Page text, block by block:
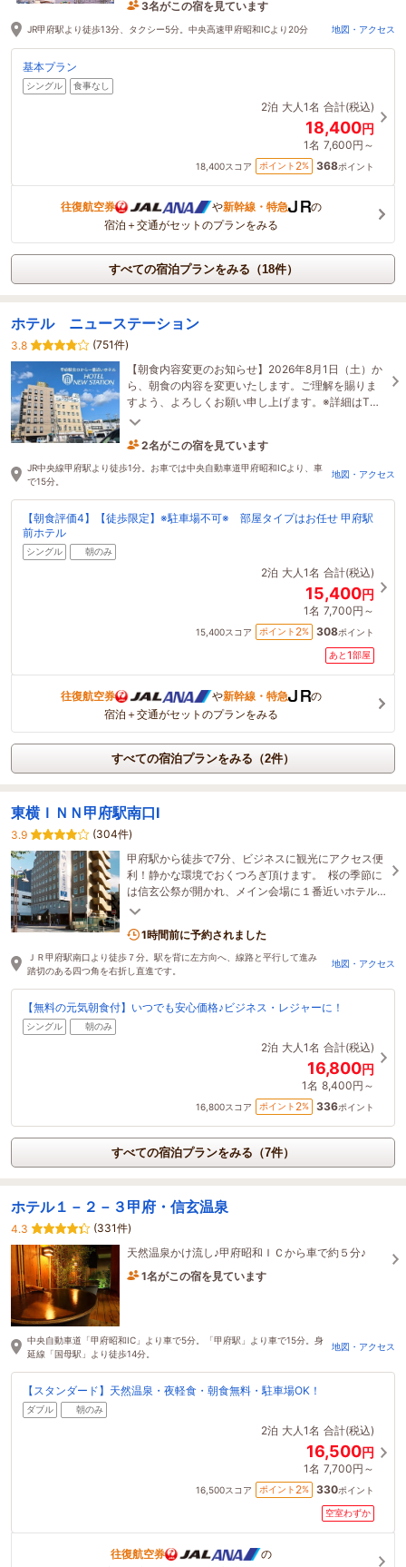
3名がこの宿を見ています
10分前に予約されました
JR甲府駅より徒歩13分、タクシー5分。中央高速甲府昭和ICより20分 地図・アクセス
基本プラン
シングル 食事なし
2泊 大人1名 合計(税込)
18,400円
1名 7,600円～
18,400スコア ポイント 2% 368ポイント
往復航空券 や新幹線・特急
の
宿泊＋交通がセットのプランをみる
すべての宿泊プランをみる（18件）
ホテル ニューステーション
3.8
(751件)
【朝食内容変更のお知らせ】2026年8月1日（土）か
ら、朝食の内容を変更いたします。ご理解を賜りま
すよう、よろしくお願い申し上げます。※詳細はTOP
ページの写真をご確認ください。
2名がこの宿を見ています
3時間前に予約されました
JR中央線甲府駅より徒歩1分。お車では中央自動車道甲府昭和ICより、車
で15分。
地図・アクセス
【朝食評価4】【徒歩限定】※駐車場不可※ 部屋タイプはお任せ 甲府駅
前ホテル
シングル 朝のみ
2泊 大人1名 合計(税込)
15,400円
1名 7,700円～
15,400スコア ポイント 2% 308ポイント
あと1部屋
往復航空券 や新幹線・特急
の
宿泊＋交通がセットのプランをみる
すべての宿泊プランをみる（2件）
東横ＩＮＮ甲府駅南口Ⅰ
3.9
(304件)
甲府駅から徒歩で7分、ビジネスに観光にアクセス便
利！静かな環境でおくつろぎ頂けます。 桜の季節に
は信玄公祭が開かれ、メイン会場に１番近いホテル
です。ゆったり広々したロビーと無料朝食が自慢で
1時間前に予約されました
ＪＲ甲府駅南口より徒歩７分。駅を背に左方向へ、線路と平行して進み
踏切のある四つ角を右折し直進です。
地図・アクセス
【無料の元気朝食付】いつでも安心価格♪ビジネス・レジャーに！
シングル 朝のみ
2泊 大人1名 合計(税込)
16,800円
1名 8,400円～
16,800スコア ポイント 2% 336ポイント
すべての宿泊プランをみる（7件）
ホテル１－２－３甲府・信玄温泉
4.3
(331件)
天然温泉かけ流し♪甲府昭和ＩＣから車で約５分♪
1名がこの宿を見ています
中央自動車道「甲府昭和IC」より車で5分。「甲府駅」より車で15分。身
延線「国母駅」より徒歩14分。
地図・アクセス
【スタンダード】天然温泉・夜軽食・朝食無料・駐車場OK！
ダブル 朝のみ
2泊 大人1名 合計(税込)
16,500円
1名 7,700円～
16,500スコア ポイント 2% 330ポイント
空室わずか
往復航空券
の